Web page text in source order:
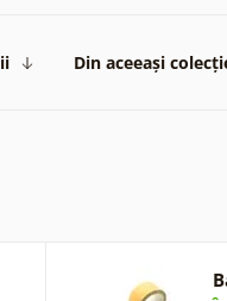
Din aceeași